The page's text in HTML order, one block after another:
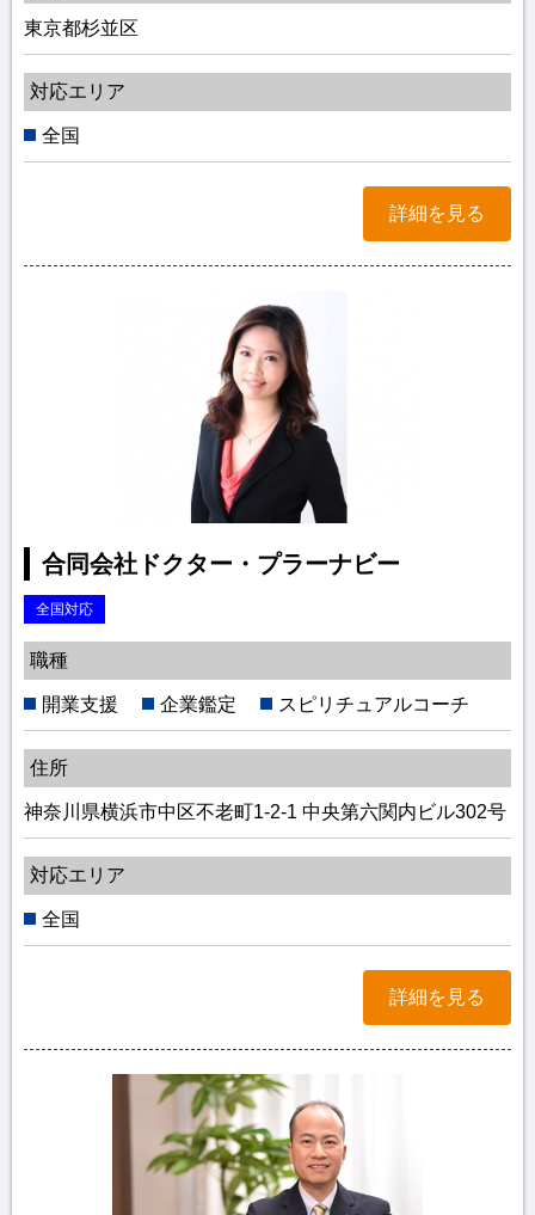
東京都杉並区
対応エリア
全国
詳細を見る
合同会社ドクター・プラーナビー
全国対応
職種
開業支援 企業鑑定 スピリチュアルコーチ
住所
神奈川県横浜市中区不老町1-2-1 中央第六関内ビル302号
対応エリア
全国
詳細を見る